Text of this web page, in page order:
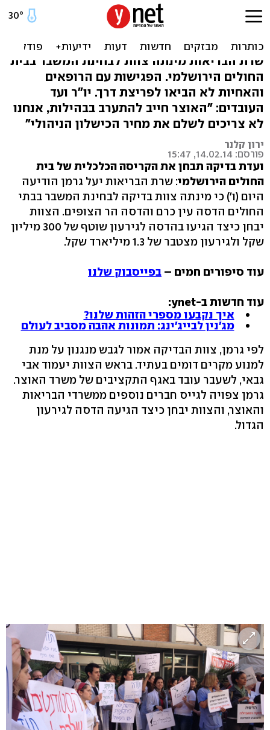
קריסת הדסה: ועדה תבדוק
איך נגרם הגירעון
שרת הבריאות מינתה צוות לבחינת המשבר בבית
החולים הירושלמי. הפגישות עם הרופאים
והאחיות לא הביאו לפריצת דרך. יו"ר ועד
העובדים: "האוצר חייב להתערב בבהילות, אנחנו
לא צריכים לשלם את מחיר הכישלון הניהולי"
ירון קלנר
פורסם: 14.02.14, 15:47
ועדת בדיקה תבחן את הקריסה הכלכלית של בית
החולים הירושלמי: שרת הבריאות יעל גרמן הודיעה
היום (ו') כי מינתה צוות בדיקה לבחינת המשבר בבתי
החולים הדסה עין כרם והדסה הר הצופים. הצוות
יבחן כיצד הגיעו בהדסה לגירעון שוטף של 300 מיליון
שקל ולגירעון מצטבר של 1.3 מיליארד שקל.
עוד סיפורים חמים – בפייסבוק שלנו
עוד חדשות ב-ynet:
איך נקבעו מספרי הזהות שלנו?
מג'נין לבייג'ינג: תמונות אהבה מסביב לעולם
לפי גרמן, צוות הבדיקה אמור לגבש מנגנון על מנת
למנוע מקרים דומים בעתיד. בראש הצוות יעמוד אבי
גבאי, לשעבר עובד באגף התקציבים של משרד האוצר.
גרמן צפויה לגייס חברים נוספים ממשרדי הבריאות
והאוצר, והצוות יבחן כיצד הגיעה הדסה לגירעון
הגדול.